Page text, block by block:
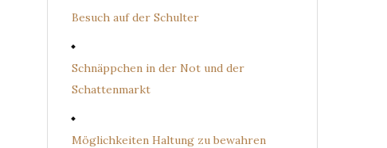
Besuch auf der Schulter
Schnäppchen in der Not und der
Schattenmarkt
Möglichkeiten Haltung zu bewahren